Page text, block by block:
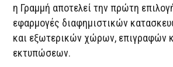
η Γραμμή αποτελεί την πρώτη
εφαρμογές διαφημιστικών
και εξωτερικών χώρων, επιγραφών
εκτυπώσεων.